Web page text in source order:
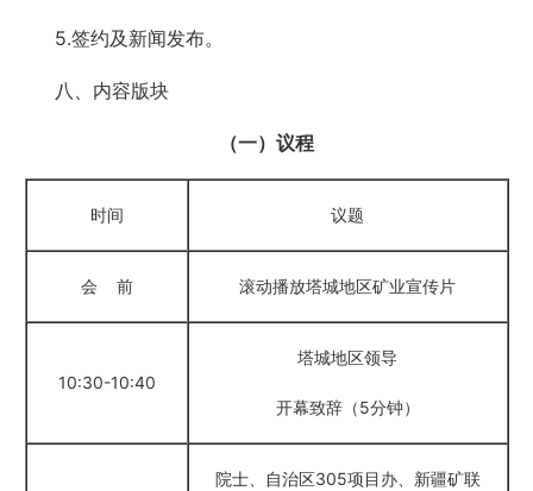
5.签约及新闻发布。
八、内容版块
（一）议程
时间 议题
会 前 滚动播放塔城地区矿业宣传片
10:30-10:40
塔城地区领导
开幕致辞（5分钟）
院士、自治区305项目办、新疆矿联